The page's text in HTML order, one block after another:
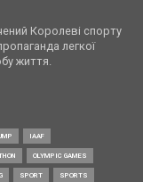
Королеві спорту
легкої
життя.
IAAF
OLYMPIC GAMES
SPORT SPORTS